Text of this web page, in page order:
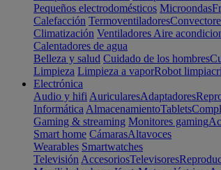
Pequeños electrodomésticos Microondas
Calefacción Termoventiladores
Climatización Ventiladores Aire
Calentadores de agua
Belleza y salud Cuidado de los hombres
Limpieza Limpieza a vaporRobot
Electrónica
Audio y hifi AuricularesAdaptadores
Informática AlmacenamientoTablets
Gaming & streaming Monitores gaming
Smart home CámarasAltavoces
Wearables Smartwatches
Televisión AccesoriosTelevisores